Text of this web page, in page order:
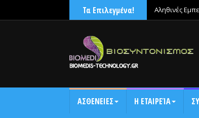
Τα Επιλεγμένα! Αληθινές
ΑΣΘΕΝΕΙΕΣ Η ΕΤΑΙΡΕΊΑ